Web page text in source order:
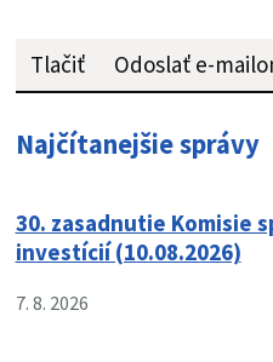
Tlačiť Odoslať e-
Najčítanejšie správy
30. zasadnutie Komisie
investícií (10.08.2026)
7. 8. 2026